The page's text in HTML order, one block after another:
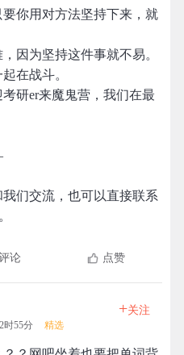
你用对方法坚持下来，就
因为坚持这件事就不易。
在战斗。
研er来魔鬼营，我们在最
们交流，也可以直接联系
论 点赞
时55分 精选
+关注